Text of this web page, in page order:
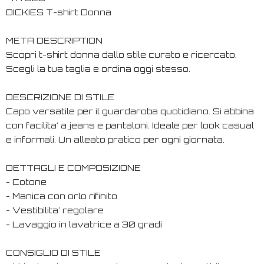
DICKIES T-shirt Donna
META DESCRIPTION
Scopri t-shirt donna dallo stile curato e ricercato.
Scegli la tua taglia e ordina oggi stesso.
DESCRIZIONE DI STILE
Capo versatile per il guardaroba quotidiano. Si abbina
con facilita' a jeans e pantaloni. Ideale per look casual
e informali. Un alleato pratico per ogni giornata.
DETTAGLI E COMPOSIZIONE
- Cotone
- Manica con orlo rifinito
- Vestibilita' regolare
- Lavaggio in lavatrice a 30 gradi
CONSIGLIO DI STILE